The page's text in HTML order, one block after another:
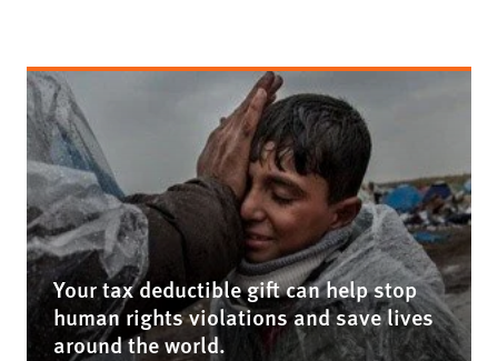
Your tax deductible gift can help stop
human rights violations and save lives
around the world.